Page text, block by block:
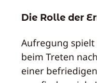
Die Rolle der
Aufregung spielt
beim Treten
einer